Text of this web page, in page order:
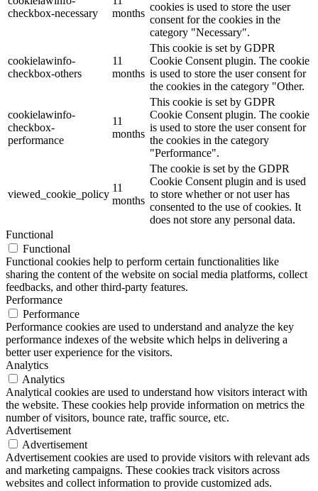
checkbox-necessary
months
cookies is used to store the user
consent for the cookies in the
category "Necessary".
cookielawinfo-
checkbox-others
11
months
This cookie is set by GDPR
Cookie Consent plugin. The cookie
is used to store the user consent for
the cookies in the category "Other.
cookielawinfo-
checkbox-
performance
11
months
This cookie is set by GDPR
Cookie Consent plugin. The cookie
is used to store the user consent for
the cookies in the category
"Performance".
viewed_cookie_policy
11
months
The cookie is set by the GDPR
Cookie Consent plugin and is used
to store whether or not user has
consented to the use of cookies. It
does not store any personal data.
Functional
Functional
Functional cookies help to perform certain functionalities like
sharing the content of the website on social media platforms, collect
feedbacks, and other third-party features.
Performance
Performance
Performance cookies are used to understand and analyze the key
performance indexes of the website which helps in delivering a
better user experience for the visitors.
Analytics
Analytics
Analytical cookies are used to understand how visitors interact with
the website. These cookies help provide information on metrics the
number of visitors, bounce rate, traffic source, etc.
Advertisement
Advertisement
Advertisement cookies are used to provide visitors with relevant ads
and marketing campaigns. These cookies track visitors across
websites and collect information to provide customized ads.